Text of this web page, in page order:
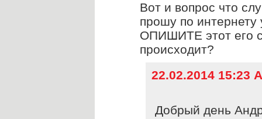
Вот и вопрос что
прошу по
ОПИШИТЕ этот его
происходит?
22.02.2014 15:23
Добрый день